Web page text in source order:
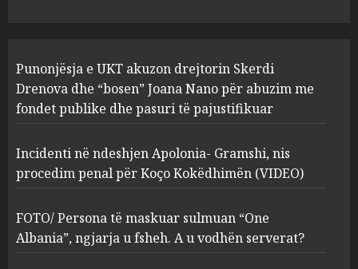
2
Apolonia- Gramshi, nis
procedim penal për Koço
Kokëdhimën (VIDEO)
MARCH 27, 2025
3
FOTO/ Persona të maskuar
sulmuan “One Albania”,
ngjarja u fsheh. A u vodhën
serverat?
MARCH 25, 2025
Punonjësja e UKT akuzon drejtorin Skerdi
Drenova dhe “bosen” Joana Nano për abuzim me
fondet publike dhe pasuri të pajustifikuar
Incidenti në ndeshjen Apolonia- Gramshi, nis
procedim penal për Koço Kokëdhimën (VIDEO)
FOTO/ Persona të maskuar sulmuan “One
Albania”, ngjarja u fsheh. A u vodhën serverat?